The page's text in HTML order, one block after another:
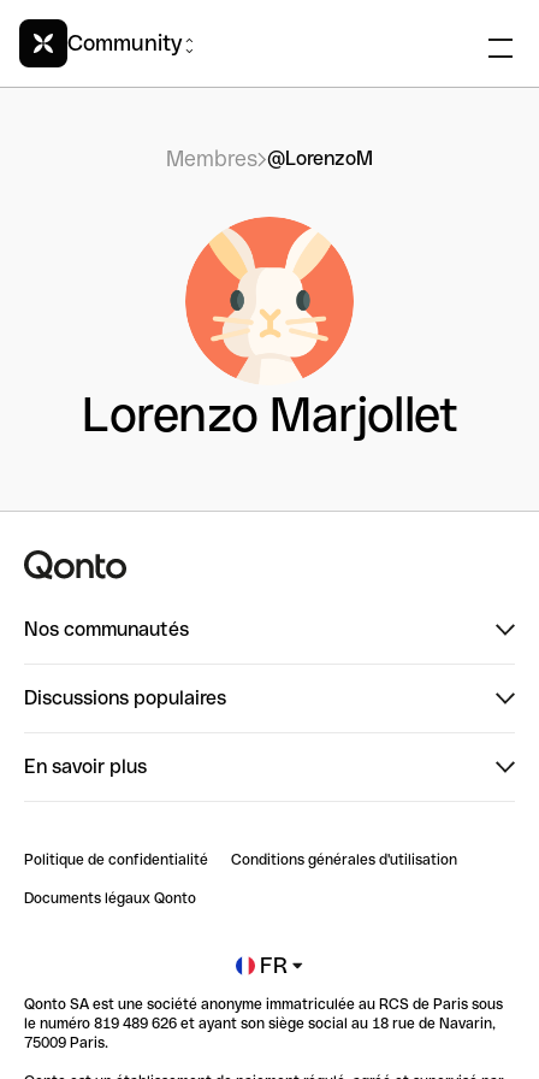
Community
Membres @LorenzoM
Lorenzo Marjollet
Nos communautés
ClubQonto
Discussions populaires
Impact de l'IA sur les carrières/productivité
En savoir plus
Blog
Newsroom
Glossaire finance
Politique de confidentialité Conditions générales d'utilisation
Documents légaux Qonto
FR
Qonto SA est une société anonyme immatriculée au RCS de Paris sous
le numéro 819 489 626 et ayant son siège social au 18 rue de Navarin,
75009 Paris.